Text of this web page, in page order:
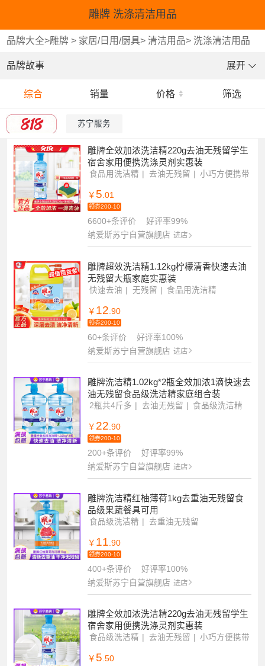
雕牌 洗涤清洁用品
品牌大全>雕牌 > 家居/日用/厨具> 清洁用品>洗涤清洁用品
品牌故事 展开
综合 销量 价格 筛选
苏宁服务
雕牌全效加浓洗洁精220g去油无残留学生
宿舍家用便携洗涤灵剂实惠装
食品用洗洁精 去油无残留 小巧方便携带
￥ 5.01
领券200-10
6600+条评价
好评率99%
纳爱斯苏宁自营旗舰店 进店
雕牌超效洗洁精1.12kg柠檬清香快速去油
无残留大瓶家庭实惠装
快速去油 无残留 食品用洗洁精
￥ 12 .90
领券200-10
60+条评价
好评率100%
纳爱斯苏宁自营旗舰店 进店
雕牌洗洁精1.02kg*2瓶全效加浓1滴快速去
油无残留食品级洗洁精家庭组合装
2瓶共4斤多 去油无残留 食品级洗洁精
￥ 22.90
领券200-10
200+条评价
好评率99%
纳爱斯苏宁自营旗舰店 进店
雕牌洗洁精红柚薄荷1kg去重油无残留食
品级果蔬餐具可用
食品级洗洁精
去重油无残留
￥ 11 .90
领券200-10
400+条评价
好评率100%
纳爱斯苏宁自营旗舰店 进店
雕牌全效加浓洗洁精220g去油无残留学生
宿舍家用便携洗涤灵剂实惠装
食品级洗洁精 去油无残留 小巧方便携带
￥ 5.50